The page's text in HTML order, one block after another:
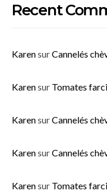
Recent
KarensurCannelés
Karensur Tomates
KarensurCannelés
KarensurCannelés
Karensur Tomates